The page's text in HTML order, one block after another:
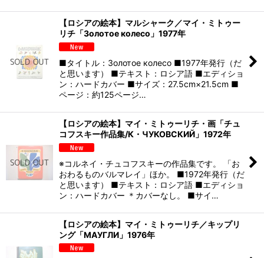
【ロシアの絵本】マルシャーク／マイ・ミトゥー
リチ「Золотое колесо」1977年
■タイトル：Золотое колесо ■1977年発行（だ
と思います） ■テキスト：ロシア語 ■エディショ
ン：ハードカバー ■サイズ：27.5cm×21.5cm ■
ページ：約125ページ…
【ロシアの絵本】マイ・ミトゥーリチ・画「チュ
コフスキー作品集/К・ЧУКОВСКИЙ」1972年
※コルネイ・チュコフスキーの作品集です。 「お
おわるものバルマレイ」ほか。 ■1972年発行（だ
と思います） ■テキスト：ロシア語 ■エディショ
ン：ハードカバー ＊カバーなし。 ■サイ…
【ロシアの絵本】マイ・ミトゥーリチ／キップリ
ング「МАУГЛИ」1976年